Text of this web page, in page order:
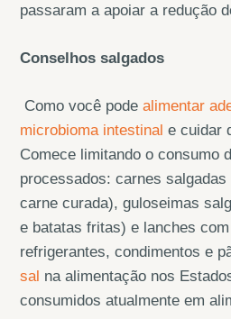
passaram a apoiar a redução
Conselhos salgados
Como você podealimentar
microbioma intestinal e cuidar
Comece limitando o consumo
processados: carnes
carne curada), guloseimas
e batatas fritas) e lanches
refrigerantes, condimentos e
sal na alimentação nos
consumidos atualmente em